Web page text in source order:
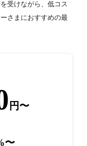
受けながら、低コス
さまにおすすめの最
円〜
〜